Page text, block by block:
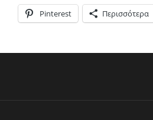
Pinterest Περισσότερα